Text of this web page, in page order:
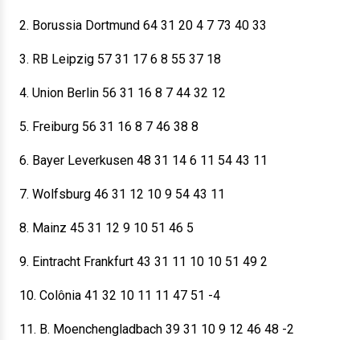
2. Borussia Dortmund 64 31 20 4 7 73 40 33
3. RB Leipzig 57 31 17 6 8 55 37 18
4. Union Berlin 56 31 16 8 7 44 32 12
5. Freiburg 56 31 16 8 7 46 38 8
6. Bayer Leverkusen 48 31 14 6 11 54 43 11
7. Wolfsburg 46 31 12 10 9 54 43 11
8. Mainz 45 31 12 9 10 51 46 5
9. Eintracht Frankfurt 43 31 11 10 10 51 49 2
10. Colônia 41 32 10 11 11 47 51 -4
11. B. Moenchengladbach 39 31 10 9 12 46 48 -2